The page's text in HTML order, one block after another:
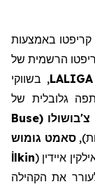
באמצעות
הרשמית של
LALIGA, בשווקי
גלובלית של
צ'בושולו (
Buse
סאמט גומוש
איידין ( İlkin
את הקהילה